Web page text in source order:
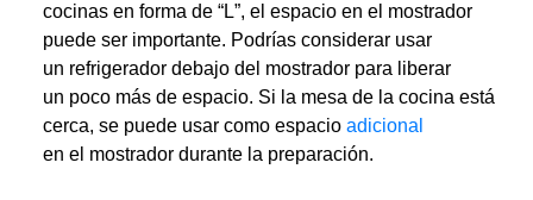
cocinas en forma de “L”, el espacio en el mostrador
puede ser importante. Podrías considerar usar
un refrigerador debajo del mostrador para liberar
un poco más de espacio. Si la mesa de la cocina está
cerca, se puede usar como espacio adicional
en el mostrador durante la preparación.